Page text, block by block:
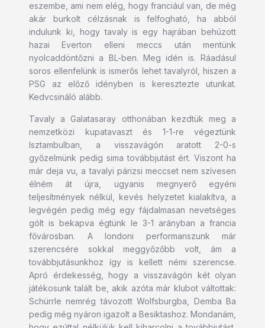
eszembe, ami nem elég, hogy franciául van, de még
akár burkolt célzásnak is felfogható, ha abból
indulunk ki, hogy tavaly is egy hajrában behúzott
hazai Everton elleni meccs után mentünk
nyolcaddöntőzni a BL-ben. Meg idén is. Ráadásul
soros ellenfelünk is ismerős lehet tavalyról, hiszen a
PSG az előző idényben is keresztezte utunkat.
Kedvcsináló alább.
Tavaly a Galatasaray otthonában kezdtük meg a
nemzetközi kupatavaszt és 1-1-re végeztünk
Isztambulban, a visszavágón aratott 2-0-s
győzelmünk pedig sima továbbjutást ért. Viszont ha
már deja vu, a tavalyi párizsi meccset nem szívesen
élném át újra, ugyanis megnyerő egyéni
teljesítmények nélkül, kevés helyzetet kialakítva, a
legvégén pedig még egy fájdalmasan nevetséges
gólt is bekapva égtünk le 3-1 arányban a francia
fővárosban. A londoni performanszunk már
szerencsére sokkal meggyőzőbb volt, ám a
továbbjutásunkhoz így is kellett némi szerencse.
Apró érdekesség, hogy a visszavágón két olyan
játékosunk talált be, akik azóta már klubot váltottak:
Schürrle nemrég távozott Wolfsburgba, Demba Ba
pedig még nyáron igazolt a Besiktashoz. Mondanám,